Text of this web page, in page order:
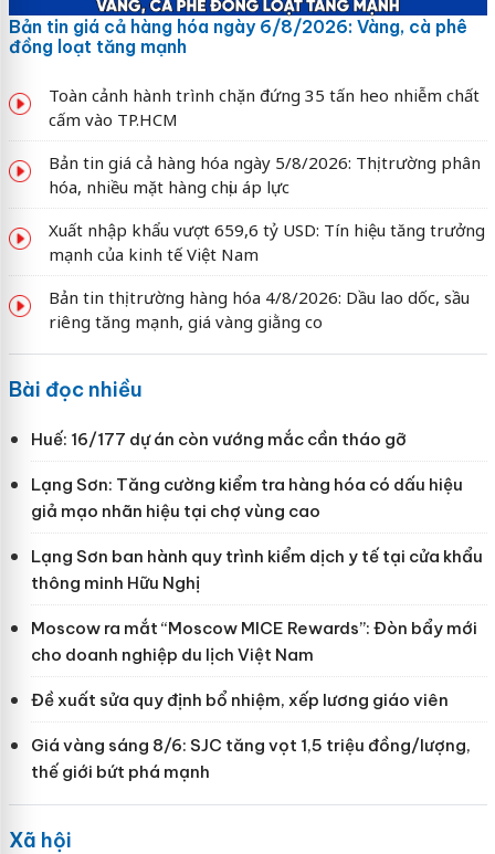
Bản tin giá cả hàng hóa ngày 6/8/2026: Vàng, cà phê
đồng loạt tăng mạnh
Toàn cảnh hành trình chặn đứng 35 tấn heo nhiễm chất
cấm vào TP.HCM
Bản tin giá cả hàng hóa ngày 5/8/2026: Thị trường phân
hóa, nhiều mặt hàng chịu áp lực
Xuất nhập khẩu vượt 659,6 tỷ USD: Tín hiệu tăng trưởng
mạnh của kinh tế Việt Nam
Bản tin thị trường hàng hóa 4/8/2026: Dầu lao dốc, sầu
riêng tăng mạnh, giá vàng giằng co
Bài đọc nhiều
Huế: 16/177 dự án còn vướng mắc cần tháo gỡ
Lạng Sơn: Tăng cường kiểm tra hàng hóa có dấu hiệu
giả mạo nhãn hiệu tại chợ vùng cao
Lạng Sơn ban hành quy trình kiểm dịch y tế tại cửa khẩu
thông minh Hữu Nghị
Moscow ra mắt “Moscow MICE Rewards”: Đòn bẩy mới
cho doanh nghiệp du lịch Việt Nam
Đề xuất sửa quy định bổ nhiệm, xếp lương giáo viên
Giá vàng sáng 8/6: SJC tăng vọt 1,5 triệu đồng/lượng,
thế giới bứt phá mạnh
Xã hội